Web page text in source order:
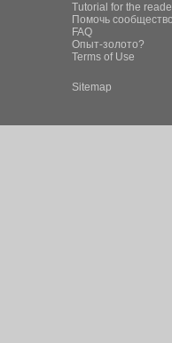
Tutorial for the
Помочь
FAQ
Опыт-золото?
Terms of Use
Sitemap